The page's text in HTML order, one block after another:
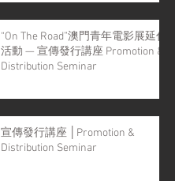
“On The Road”澳門青年電影展延伸
活動 — 宣傳發行講座 Promotion &
Distribution Seminar
宣傳發行講座 │Promotion &
Distribution Seminar